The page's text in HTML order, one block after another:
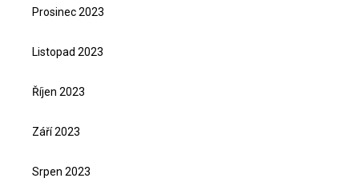
Prosinec 2023
Listopad 2023
Říjen 2023
Září 2023
Srpen 2023